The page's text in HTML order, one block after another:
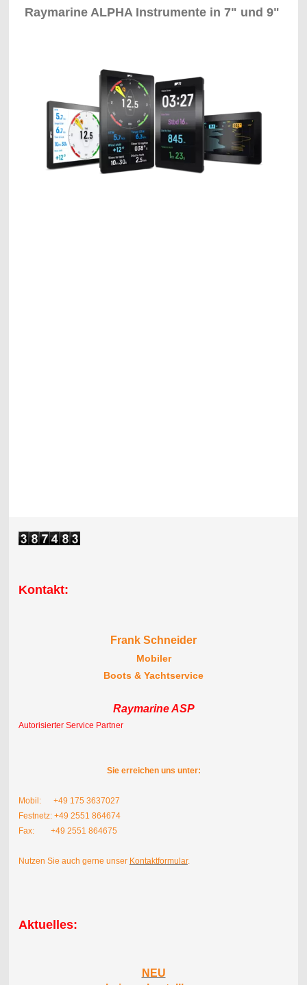
Raymarine ALPHA Instrumente in 7" und 9"
Kontakt:
Frank Schneider
Mobiler
Boots & Yachtservice
Raymarine ASP
Autorisierter Service Partner
Sie erreichen uns unter:
Mobil: +49 175 3637027
Festnetz: +49 2551 864674
Fax: +49 2551 864675
Nutzen Sie auch gerne unser Kontaktformular.
Aktuelles:
NEU